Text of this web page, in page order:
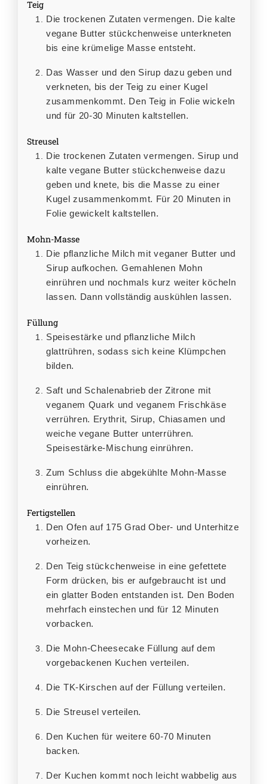
Teig
Die trockenen Zutaten vermengen. Die kalte
vegane Butter stückchenweise unterkneten
bis eine krümelige Masse entsteht.
Das Wasser und den Sirup dazu geben und
verkneten, bis der Teig zu einer Kugel
zusammenkommt. Den Teig in Folie wickeln
und für 20-30 Minuten kaltstellen.
Streusel
Die trockenen Zutaten vermengen. Sirup und
kalte vegane Butter stückchenweise dazu
geben und knete, bis die Masse zu einer
Kugel zusammenkommt. Für 20 Minuten in
Folie gewickelt kaltstellen.
Mohn-Masse
Die pflanzliche Milch mit veganer Butter und
Sirup aufkochen. Gemahlenen Mohn
einrühren und nochmals kurz weiter köcheln
lassen. Dann vollständig auskühlen lassen.
Füllung
Speisestärke und pflanzliche Milch
glattrühren, sodass sich keine Klümpchen
bilden.
Saft und Schalenabrieb der Zitrone mit
veganem Quark und veganem Frischkäse
verrühren. Erythrit, Sirup, Chiasamen und
weiche vegane Butter unterrühren.
Speisestärke-Mischung einrühren.
Zum Schluss die abgekühlte Mohn-Masse
einrühren.
Fertigstellen
Den Ofen auf 175 Grad Ober- und Unterhitze
vorheizen.
Den Teig stückchenweise in eine gefettete
Form drücken, bis er aufgebraucht ist und
ein glatter Boden entstanden ist. Den Boden
mehrfach einstechen und für 12 Minuten
vorbacken.
Die Mohn-Cheesecake Füllung auf dem
vorgebackenen Kuchen verteilen.
Die TK-Kirschen auf der Füllung verteilen.
Die Streusel verteilen.
Den Kuchen für weitere 60-70 Minuten
backen.
Der Kuchen kommt noch leicht wabbelig aus